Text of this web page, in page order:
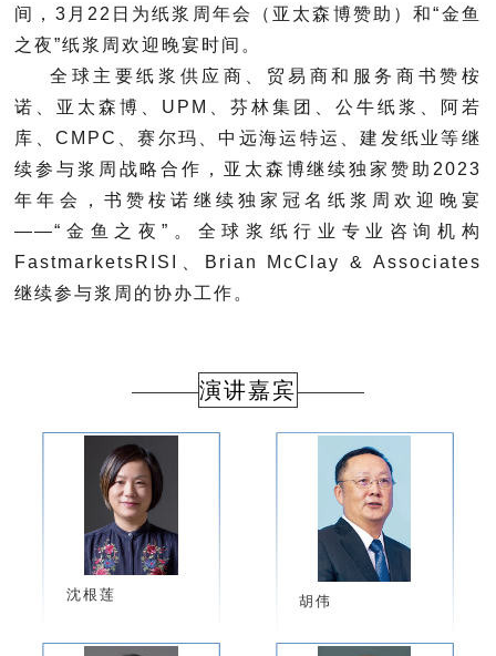
间，3月22日为纸浆周年会（亚太森博赞助）和“金鱼
之夜”纸浆周欢迎晚宴时间。
全球主要纸浆供应商、贸易商和服务商书赞 桉
诺、亚太森博、UPM、芬林集团、公牛纸浆、阿若
库、CMPC、赛尔玛、中远海运特运、建发纸业等继
续参与浆周战略合作，亚太森博继续独家赞助2023
年年会，书赞桉诺继续独家冠名纸浆周欢迎晚宴
——“金鱼之夜”。全球浆纸行业专业咨询机构
FastmarketsRISI、Brian McClay & Associates
继续参与浆周的协办工作。
演讲嘉宾
沈根莲 胡伟